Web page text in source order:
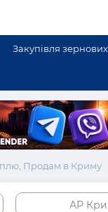
Закупівля зернових
Продам в Криму
АР